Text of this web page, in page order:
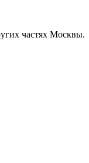
частях Москвы.